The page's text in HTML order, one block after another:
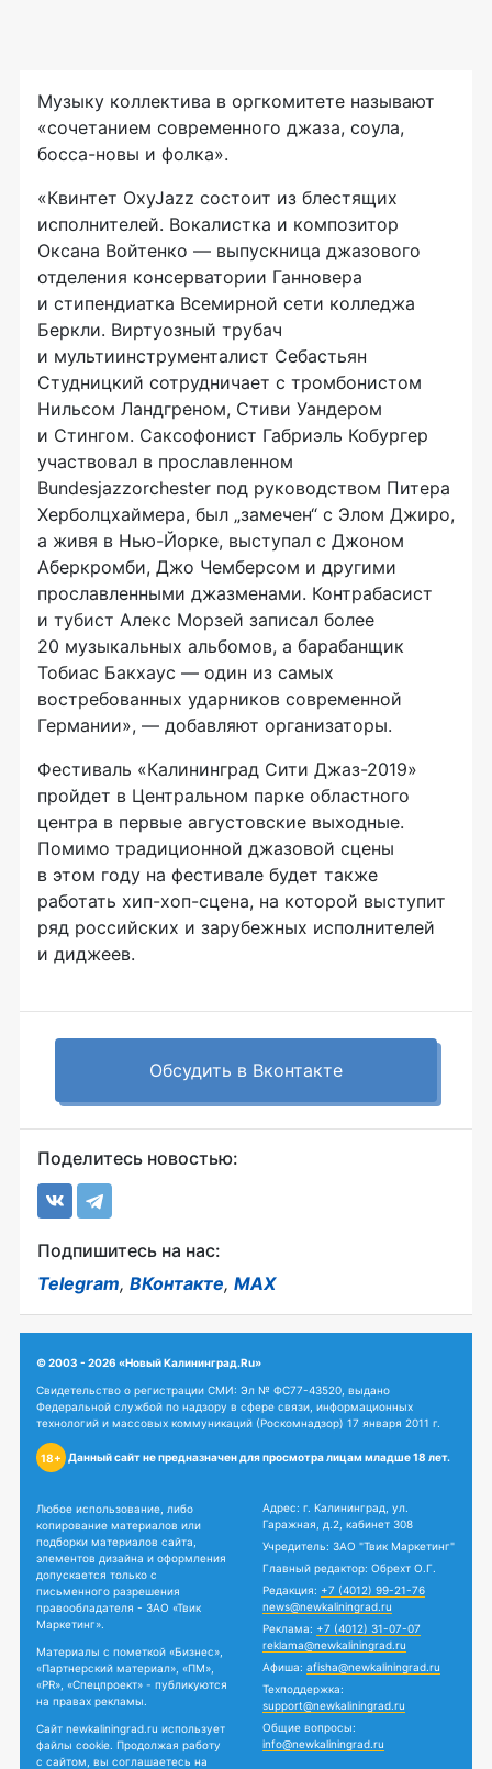
Музыку коллектива в оргкомитете называют
«сочетанием современного джаза, соула,
босса-новы и фолка».
«Квинтет OxyJazz состоит из блестящих
исполнителей. Вокалистка и композитор
Оксана Войтенко — выпускница джазового
отделения консерватории Ганновера
и стипендиатка Всемирной сети колледжа
Беркли. Виртуозный трубач
и мультиинструменталист Себастьян
Студницкий сотрудничает с тромбонистом
Нильсом Ландгреном, Стиви Уандером
и Стингом. Саксофонист Габриэль Кобургер
участвовал в прославленном
Bundesjazzorchester под руководством Питера
Херболцхаймера, был „замечен“ с Элом Джиро,
а живя в Нью-Йорке, выступал с Джоном
Аберкромби, Джо Чемберсом и другими
прославленными джазменами. Контрабасист
и тубист Алекс Морзей записал более
20 музыкальных альбомов, а барабанщик
Тобиас Бакхаус — один из самых
востребованных ударников современной
Германии», — добавляют организаторы.
Фестиваль «Калининград Сити Джаз-2019»
пройдет в Центральном парке областного
центра в первые августовские выходные.
Помимо традиционной джазовой сцены
в этом году на фестивале будет также
работать хип-хоп-сцена, на которой выступит
ряд российских и зарубежных исполнителей
и диджеев.
Обсудить в Вконтакте
Поделитесь новостью:
Подпишитесь на нас:
Telegram, ВКонтакте, MAX
© 2003 - 2026 «Новый Калининград.Ru»
Свидетельство о регистрации СМИ: Эл № ФС77-43520, выдано
Федеральной службой по надзору в сфере связи, информационных
технологий и массовых коммуникаций (Роскомнадзор) 17 января 2011 г.
18+ Данный сайт не предназначен для просмотра лицам младше 18 лет.
Любое использование, либо
копирование материалов или
подборки материалов сайта,
элементов дизайна и оформления
допускается только с
письменного разрешения
правообладателя - ЗАО «Твик
Маркетинг».
Материалы с пометкой «Бизнес»,
«Партнерский материал», «ПМ»,
«PR», «Спецпроект» - публикуются
на правах рекламы.
Сайт newkaliningrad.ru использует
файлы cookie. Продолжая работу
с сайтом, вы соглашаетесь на
Адрес: г. Калининград, ул.
Гаражная, д.2, кабинет 308
Учредитель: ЗАО "Твик Маркетинг"
Главный редактор: Обрехт О.Г.
Редакция: +7 (4012) 99-21-76
news@newkaliningrad.ru
Реклама: +7 (4012) 31-07-07
reklama@newkaliningrad.ru
Афиша: afisha@newkaliningrad.ru
Техподдержка:
support@newkaliningrad.ru
Общие вопросы:
info@newkaliningrad.ru